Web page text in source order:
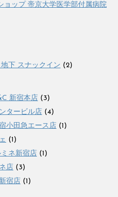
ョップ 帝京大学医学部付属病院
下 スナックイン (2)
新宿本店 (3)
タービル店 (4)
小田急エース店 (1)
(1)
ネ新宿店 (1)
店 (3)
宿店 (1)